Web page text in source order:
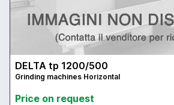
DELTA tp 1200/500
Grinding machines Horizontal
Price on request